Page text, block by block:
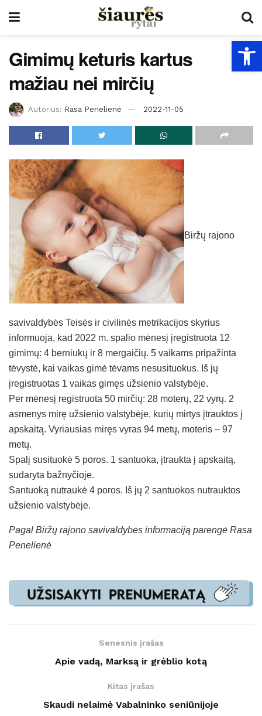
Gimimų keturis kartus
mažiau nei mirčių
Autorius: Rasa Penelienė 2022-11-05
Biržų rajono
savivaldybės Teisės ir civilinės metrikacijos skyrius
informuoja, kad 2022 m. spalio mėnesį įregistruota 12
gimimų: 4 berniukų ir 8 mergaičių. 5 vaikams pripažinta
tėvystė, kai vaikas gimė tėvams nesusituokus. Iš jų
įregistruotas 1 vaikas gimęs užsienio valstybėje.
Per mėnesį registruota 50 mirčių: 28 moterų, 22 vyrų. 2
asmenys mirę užsienio valstybėje, kurių mirtys įtrauktos į
apskaitą. Vyriausias miręs vyras 94 metų, moteris – 97
metų.
Spalį susituokė 5 poros. 1 santuoka, įtraukta į apskaitą,
sudaryta bažnyčioje.
Santuoką nutraukė 4 poros. Iš jų 2 santuokos nutrauktos
užsienio valstybėje.
Pagal Biržų rajono savivaldybės informaciją parengė Rasa
Penelienė
Senesnis įrašas
Apie vadą, Marksą ir grėblio kotą
Kitas įrašas
Skaudi nelaimė Vabalninko seniūnijoje